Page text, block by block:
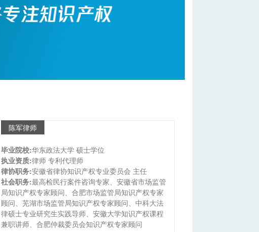
陈军律师
毕业院校:华东政法大学 硕士学位
执业资质:律师 专利代理师
律协职务:安徽省律协知识产权专业委员会 主任
社会职务:最高检民行案件咨询专家、安徽省市场监管
局知识产权专家顾问、合肥市场监管局知识产权专家
顾问、芜湖市场监管局知识产权专家顾问、中科大法
律硕士专业研究生实践导师、安徽大学知识产权课程
兼职讲师、合肥仲裁委员会知识产权专家顾问